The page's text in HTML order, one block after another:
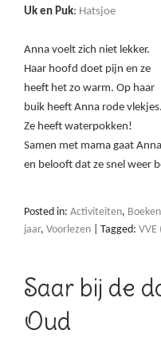
Uk en Puk: Hatsjoe
Anna voelt zich niet lekker.
Haar hoofd doet pijn en ze
heeft het zo warm. Op haar
buik heeft Anna rode vlekjes.
Ze heeft waterpokken!
Samen met mama gaat
en belooft dat ze snel weer
Posted in: Activiteiten, Boeken
jaar, Voorlezen Tagged: VVE
Saar bij de
Oud